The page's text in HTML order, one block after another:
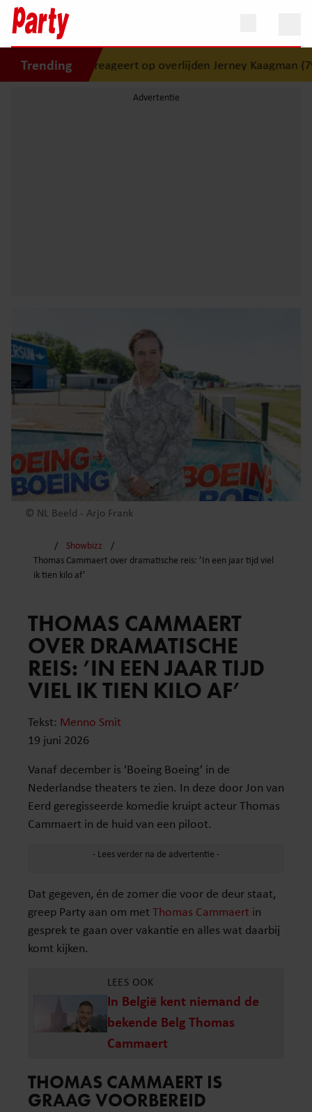
Trending
reageert op overlijden Jerney Kaagman (79): ‘Dat
© NL Beeld - Arjo Frank
Showbizz
Thomas Cammaert over dramatische reis: ’In een jaar tijd viel
ik tien kilo af’
THOMAS CAMMAERT
OVER DRAMATISCHE
REIS: ’IN EEN JAAR TIJD
VIEL IK TIEN KILO AF’
Tekst: Menno Smit
19 juni 2026
Vanaf december is ’Boeing Boeing’ in de
Nederlandse theaters te zien. In deze door Jon van
Eerd geregisseerde komedie kruipt acteur Thomas
Cammaert in de huid van een piloot.
Dat gegeven, én de zomer die voor de deur staat,
greep Party aan om met Thomas Cammaert in
gesprek te gaan over vakantie en alles wat daarbij
komt kijken.
LEES OOK
In België kent niemand de
bekende Belg Thomas
Cammaert
THOMAS CAMMAERT IS
GRAAG VOORBEREID